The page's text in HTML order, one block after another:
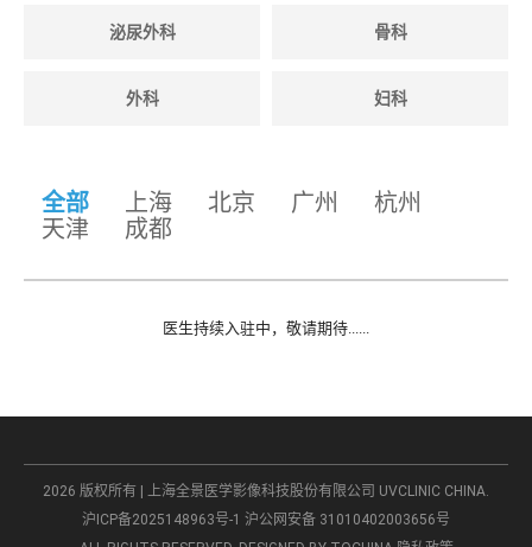
泌尿外科 骨科
外科 妇科
全部 上海 北京 广州
杭州
天津
成都
医生持续入驻中，敬请期待......
2026 版权所有 | 上海全景医学影像科技股份有限公司 UVCLINIC CHINA.
沪ICP备2025148963号-1 沪公网安备 31010402003656号